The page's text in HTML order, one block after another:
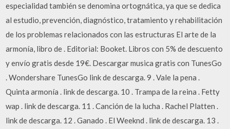
especialidad también se denomina ortognática, ya que se dedica
al estudio, prevención, diagnóstico, tratamiento y rehabilitación
de los problemas relacionados con las estructuras El arte de la
armonía, libro de . Editorial: Booket. Libros con 5% de descuento
y envío gratis desde 19€. Descargar musica gratis con TunesGo
. Wondershare TunesGo link de descarga. 9 . Vale la pena .
Quinta armonía . link de descarga. 10 . Trampa de la reina . Fetty
wap . link de descarga. 11 . Canción de la lucha . Rachel Platten .
link de descarga. 12 . Ganado . El Weeknd . link de descarga. 13 .